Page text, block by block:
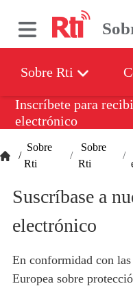
Sobre Rti
Inscríbete para
electrónico
/
Sobre
Rti
Sobre
Rti
Suscríbase a
electrónico
En conformidad con
Europea sobre